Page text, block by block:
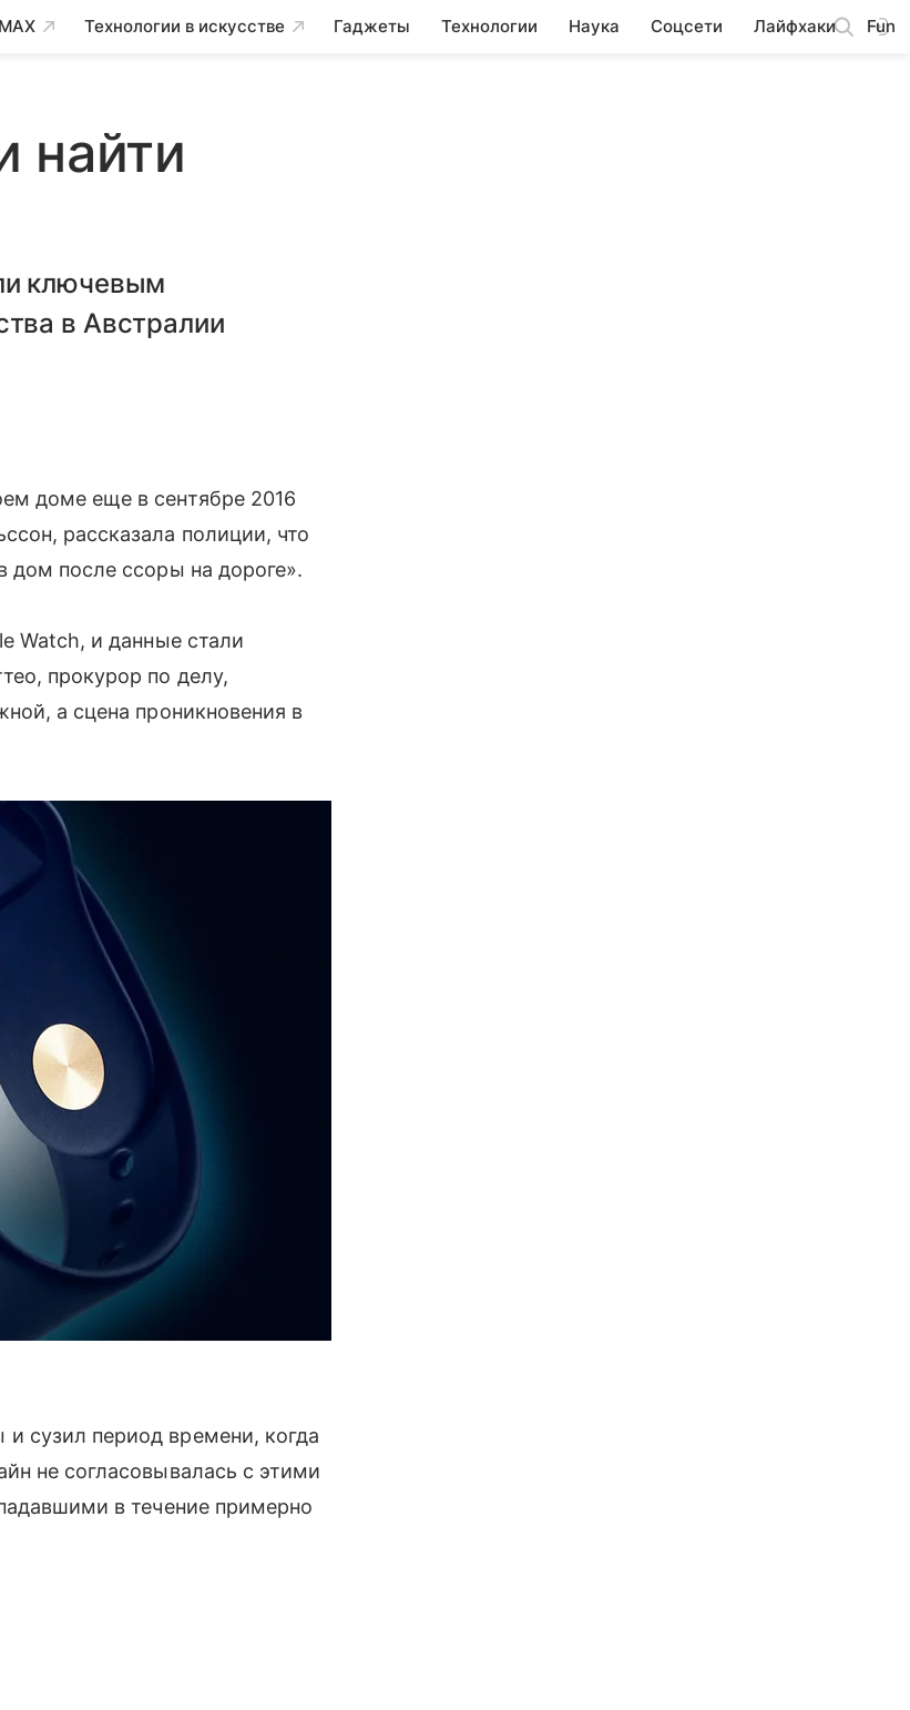
Технологии в искусстве Гаджеты Технологии Наука Соцсети Лайфхаки Fun
найти
ключевым
в Австралии
доме еще в сентябре 2016
рассказала полиции, что
дом после ссоры на дороге».
Watch, и данные стали
прокурор по делу,
а сцена проникновения в
и сузил период времени, когда
не согласовывалась с этими
в течение примерно